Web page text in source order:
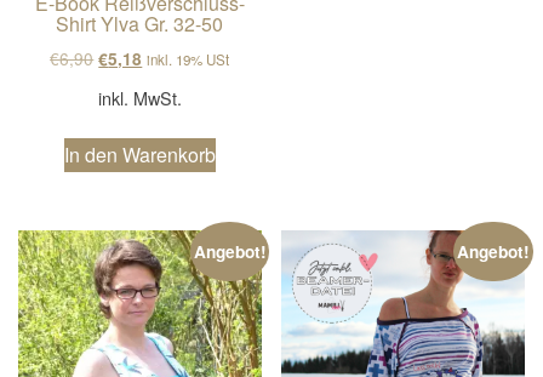
Shirt Ylva Gr. 32-50
€6,90Ursprünglicher Preis war: €6,90
€5,18 Aktueller Preis ist: €5,18.
inkl. 19% USt
inkl. MwSt.
In den Warenkorb
Angebot! Angebot!